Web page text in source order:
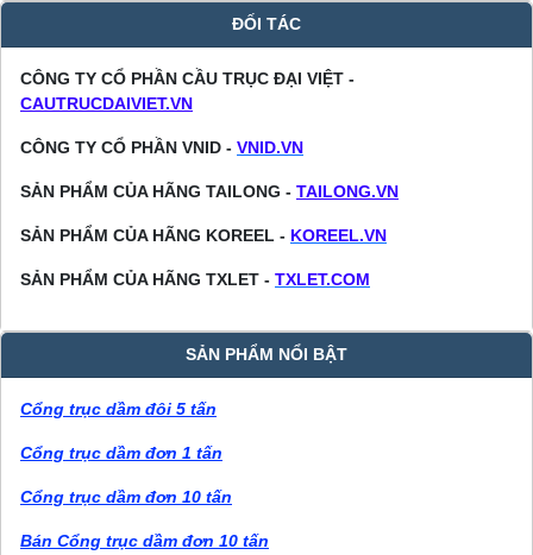
ĐỐI TÁC
CÔNG TY CỔ PHẦN CẦU TRỤC ĐẠI VIỆT -
CAUTRUCDAIVIET.VN
CÔNG TY CỔ PHẦN VNID - VNID.VN
SẢN PHẨM CỦA HÃNG TAILONG - TAILONG.VN
SẢN PHẨM CỦA HÃNG KOREEL - KOREEL.VN
SẢN PHẨM CỦA HÃNG TXLET - TXLET.COM
SẢN PHẨM NỔI BẬT
Cổng trục dầm đôi 5 tấn
Cổng trục dầm đơn 1 tấn
Cổng trục dầm đơn 10 tấn
Bán Cổng trục dầm đơn 10 tấn